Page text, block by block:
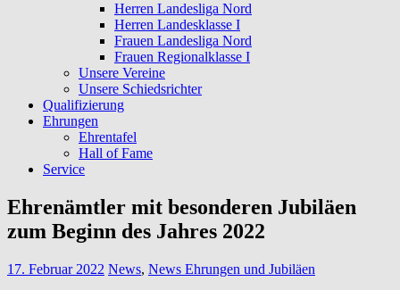
Herren Landesliga Nord
Herren Landesklasse I
Frauen Landesliga Nord
Frauen Regionalklasse I
Unsere Vereine
Unsere Schiedsrichter
Qualifizierung
Ehrungen
Ehrentafel
Hall of Fame
Service
Ehrenämtler mit besonderen Jubiläen
zum Beginn des Jahres 2022
17. Februar 2022 News, News Ehrungen und Jubiläen